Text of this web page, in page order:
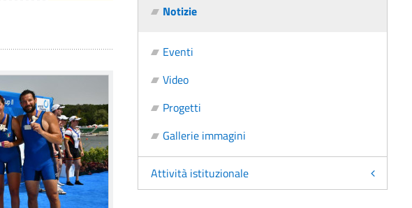
Notizie
Eventi
Video
Progetti
Gallerie immagini
Attività istituzionale